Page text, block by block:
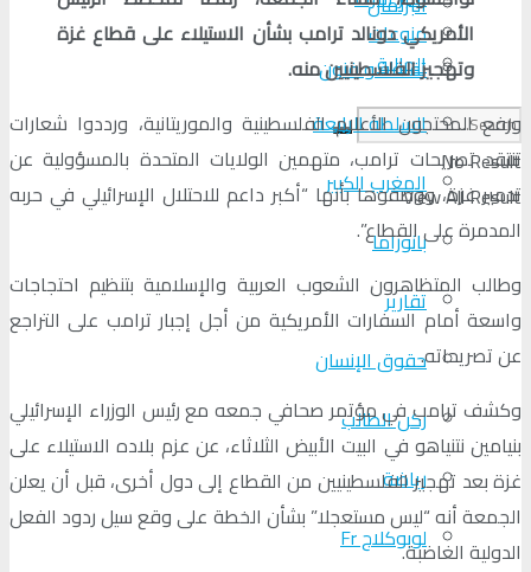
منوعات
ثقافة و فنون
No Result
View All Result
الجالية
السلطة الرابعة
المغرب الكبير
بانوراما
تقارير
حقوق الإنسان
ركن الطالب
رياضة
لوبوكلاج Fr
الأمريكي دونالد ترامب بشأن الاستيلاء على قطاع غزة
وتهجير الفلسطينيين منه.
ورفع المحتجون الأعلام الفلسطينية والموريتانية، ورددوا شعارات
تنتقد تصريحات ترامب، متهمين الولايات المتحدة بالمسؤولية عن
تدمير غزة، ووصفوها بأنها “أكبر داعم للاحتلال الإسرائيلي في حربه
المدمرة على القطاع”.
وطالب المتظاهرون الشعوب العربية والإسلامية بتنظيم احتجاجات
واسعة أمام السفارات الأمريكية من أجل إجبار ترامب على التراجع
عن تصريحاته.
وكشف ترامب في مؤتمر صحافي جمعه مع رئيس الوزراء الإسرائيلي
بنيامين نتنياهو في البيت الأبيض الثلاثاء، عن عزم بلاده الاستيلاء على
غزة بعد تهجير الفلسطينيين من القطاع إلى دول أخرى، قبل أن يعلن
الجمعة أنه “ليس مستعجلا” بشأن الخطة على وقع سيل ردود الفعل
الدولية الغاضبة.